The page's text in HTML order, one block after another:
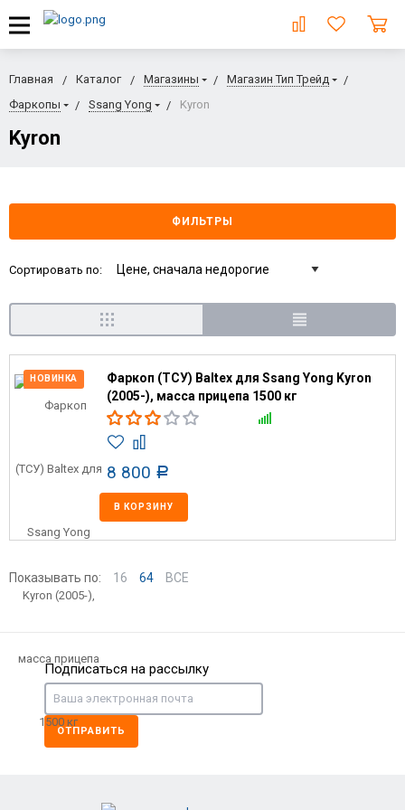
Главная Каталог Магазины
Магазин Тип Трейд
Фаркопы
Ssang Yong Kyron
Kyron
ФИЛЬТРЫ
Сортировать по:
НОВИНКА
Фаркоп (ТСУ) Baltex для Ssang Yong Kyron
(2005-), масса прицепа 1500 кг
8 800 Р
В КОРЗИНУ
Показывать по: 16 64 ВСЕ
Подписаться на рассылку
ОТПРАВИТЬ